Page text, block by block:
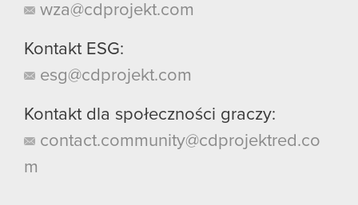
wza@cdprojekt.com
Kontakt ESG:
esg@cdprojekt.com
Kontakt dla społeczności graczy:
contact.community@cdprojektred.co
m